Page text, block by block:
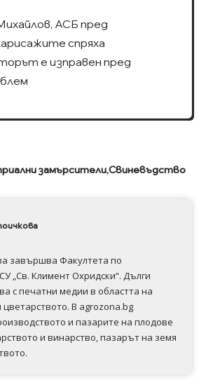
АСБ пред
спряха
е изправен пред
замърсителиСвиневъдство
завършва Факултета по
„Св. Климент Охридски“. Дълги
с печатни медии в областта на
цветарството. В agrozona.bg
и пазарите на плодове
и винарство, пазарът на земя